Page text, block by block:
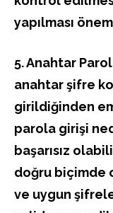
yapılması
5. Anahtar
anahtar şifre
girildiğinden
parola girişi
başarısız
doğru biçimde
ve uygun